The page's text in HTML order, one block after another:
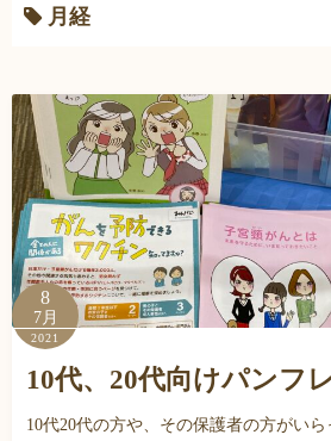
プ
月経
8
7月
2021
10代、20代向けパンフ
10代20代の方や、その保護者の方がい